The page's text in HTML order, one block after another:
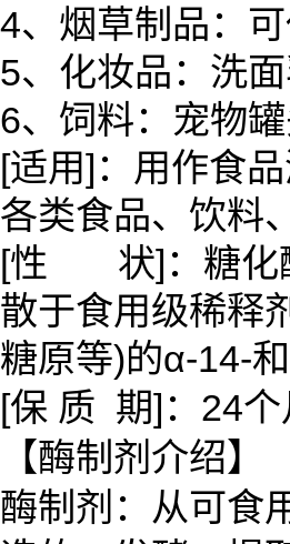
4、烟草制品：
5、化妆品：洗
6、饲料：宠物
[适用]：用作食
各类食品、饮料
[性 状]：糖化酶
散于食用级稀释
糖原等)的α-14-
[保 质 期]：24个
【酶制剂介绍】
酶制剂：从可食